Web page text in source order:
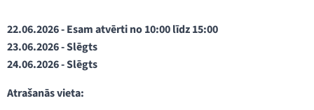
22.06.2026 - Esam atvērti no 10:00 līdz 15:00
23.06.2026 - Slēgts
24.06.2026 - Slēgts
Atrašanās vieta: